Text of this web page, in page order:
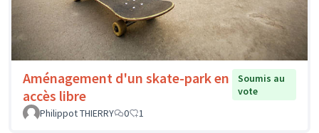
Aménagement d'un skate-park en
accès libre
Soumis au
vote
Philippot THIERRY
0 1